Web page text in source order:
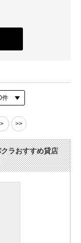
> >>
ラおすすめ貸店